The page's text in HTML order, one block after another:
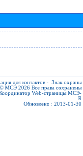
для контактов - Знак охраны
© МСЭ 2026 Все права сохранены
Web-страницы МСЭ-
R
Обновлено : 2013-01-30